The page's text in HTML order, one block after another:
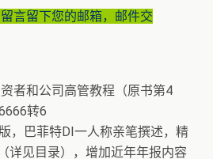
言留下您的邮箱，邮件交
者和公司高管教程（原书第4
转6
，巴菲特DI一人称亲笔撰述，精
详见目录），增加近年年报内容